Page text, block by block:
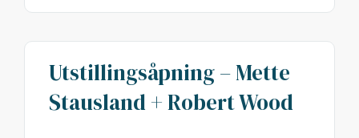
Utstillingsåpning – Mette
Stausland + Robert Wood